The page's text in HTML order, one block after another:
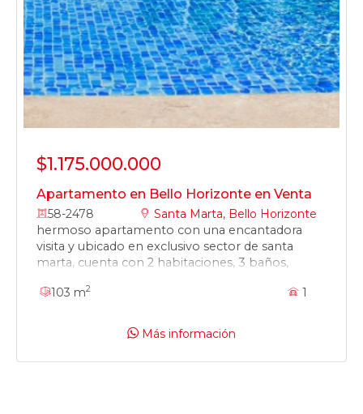
$1.175.000.000
Apartamento en Bello Horizonte en Venta
58-2478 Santa Marta, Bello Horizonte
hermoso apartamento con una encantadora
visita y ubicado en exclusivo sector de santa
marta, cuenta con 2 habitaciones, 3 baños,
lujo103 m2 1
Más información